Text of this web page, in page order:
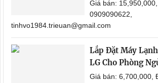
Giá bán:
0909090622,
tinhvo1984.trieuan@gmail.com
Lắp Đặt Máy
LG Cho Phòng
Giá bán: 6,700,000,